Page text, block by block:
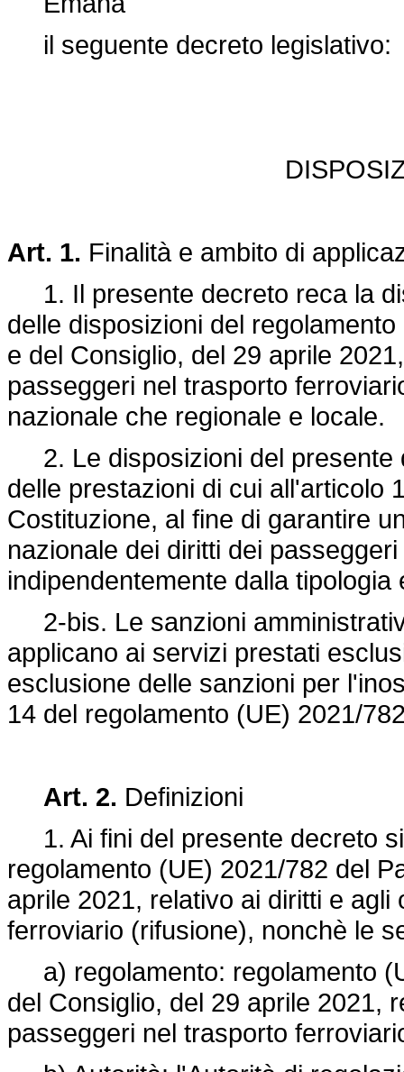
il seguente decreto legislativo:
Art. 1. Finalità e ambito di
1. Il presente decreto reca la
delle disposizioni del
e del Consiglio, del 29 aprile
passeggeri nel trasporto
nazionale che regionale e locale.
2. Le disposizioni del presente
delle prestazioni di cui all'articolo
Costituzione, al fine di garantire
nazionale dei diritti dei
indipendentemente dalla
2-bis. Le sanzioni
applicano ai servizi prestati
esclusione delle sanzioni per
14 del regolamento (UE) 2021/
Art. 2. Definizioni
1. Ai fini del presente decreto
regolamento (UE) 2021/782 del
aprile 2021, relativo ai diritti e
ferroviario (rifusione), nonchè le
a) regolamento: regolamento
del Consiglio, del 29 aprile 2021,
passeggeri nel trasporto